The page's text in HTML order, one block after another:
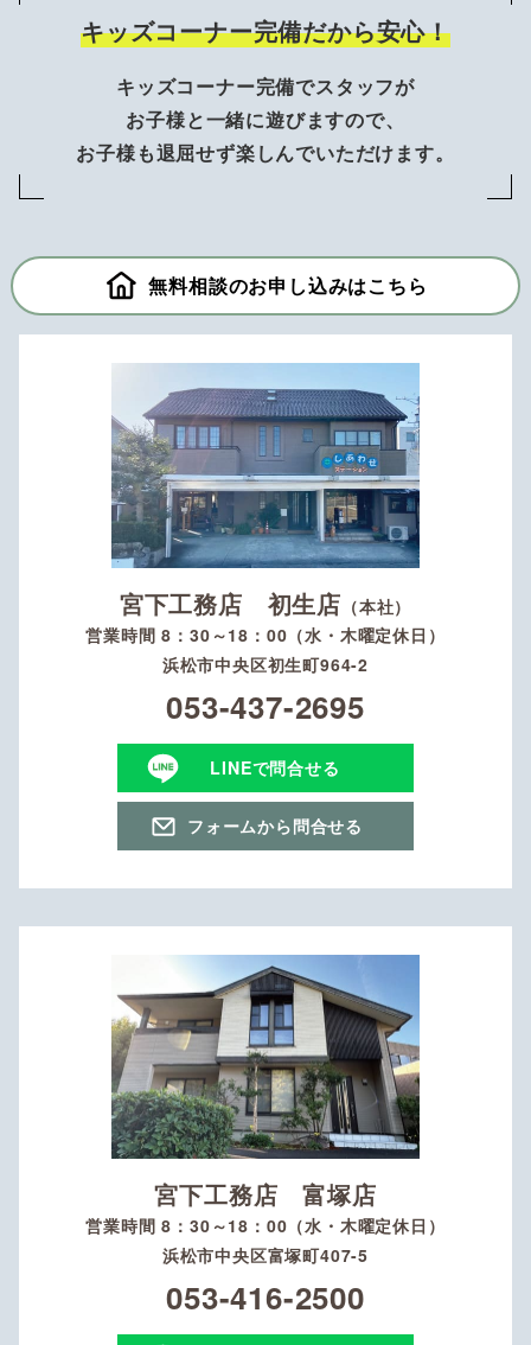
キッズコーナー完備だから安心！
キッズコーナー完備でスタッフが
お子様と一緒に遊びますので、
お子様も退屈せず楽しんでいただけます。
無料相談のお申し込みはこちら
宮下工務店 初生店 （本社）
営業時間 8：30～18：00（水・木曜定休日）
浜松市中央区初生町964-2
053-437-2695
LINEで問合せる
フォームから問合せる
宮下工務店 富塚店
営業時間 8：30～18：00（水・木曜定休日）
浜松市中央区富塚町407-5
053-416-2500